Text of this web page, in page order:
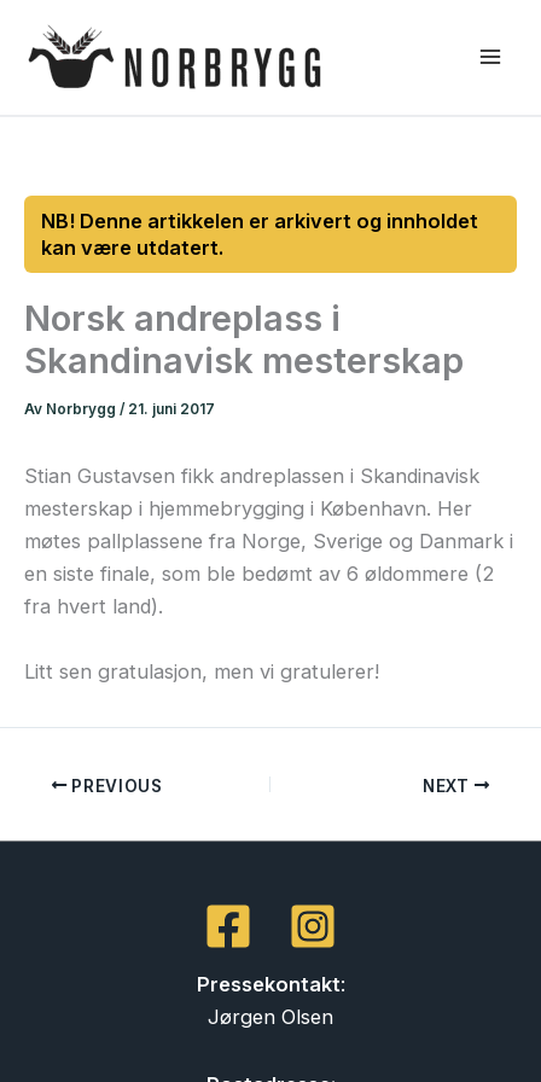
rett
Norsk andreplass i
Skandinavisk mesterskap
Av Norbrygg / 21. juni 2017
Stian Gustavsen fikk andreplassen i Skandinavisk
mesterskap i hjemmebrygging i København. Her
møtes pallplassene fra Norge, Sverige og Danmark i
en siste finale, som ble bedømt av 6 øldommere (2
fra hvert land).
Litt sen gratulasjon, men vi gratulerer!
PREVIOUS NEXT
Pressekontakt:
Jørgen Olsen